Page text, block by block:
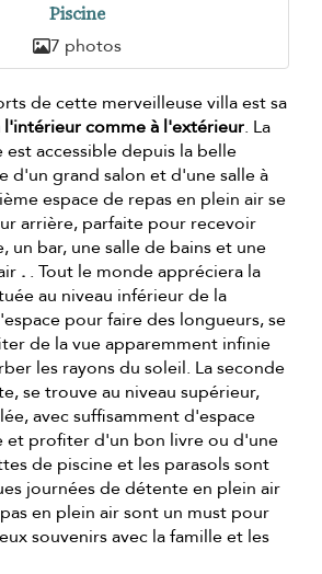
Piscine
7 photos
de cette merveilleuse villa est sa
l'intérieur comme à l'extérieur. La
accessible depuis la belle
d'un grand salon et d'une salle à
espace de repas en plein air se
arrière, parfaite pour recevoir
un bar, une salle de bains et une
. . Tout le monde appréciera la
au niveau inférieur de la
pour faire des longueurs, se
de la vue apparemment infinie
les rayons du soleil. La seconde
se trouve au niveau supérieur,
avec suffisamment d'espace
et profiter d'un bon livre ou d'une
de piscine et les parasols sont
journées de détente en plein air
en plein air sont un must pour
souvenirs avec la famille et les